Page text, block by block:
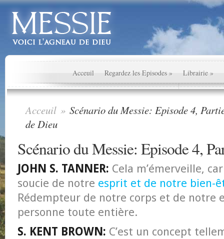
Acceuil Regardez les Episodes » Librairie »
Acceuil » Scénario du Messie: Episode 4,
de Dieu
Scénario du Messie: Episode 4,
JOHN S. TANNER: Cela m’émerveille,
soucie de notre esprit et de notre bien-
Rédempteur de notre corps et de notre
personne toute entière.
S. KENT BROWN: C’est un concept